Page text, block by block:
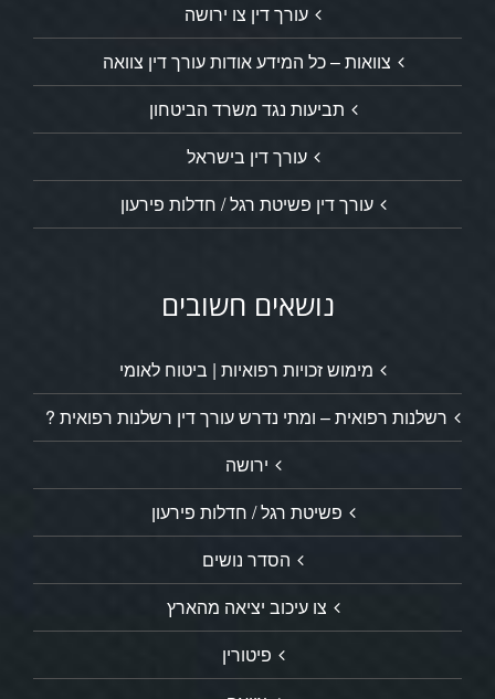
עורך דין צו ירושה
צוואות – כל המידע אודות עורך דין צוואה
תביעות נגד משרד הביטחון
עורך דין בישראל
עורך דין פשיטת רגל / חדלות פירעון
נושאים חשובים
מימוש זכויות רפואיות | ביטוח לאומי
רשלנות רפואית – ומתי נדרש עורך דין רשלנות רפואית ?
ירושה
פשיטת רגל / חדלות פירעון
הסדר נושים
צו עיכוב יציאה מהארץ
פיטורין